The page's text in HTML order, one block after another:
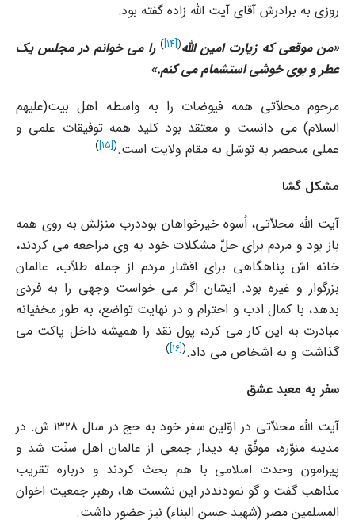
روزى به برادرش آقاى آیت الله زاده گفته بود:
«من موقعى که زیارت امین الله(
[14]
) را مى خوانم در مجلس یک
عطر و بوى خوشى استشمام مى کنم.»
مرحوم محلاّتى همه فیوضات را به واسطه اهل بیت(علیهم
السلام) مى دانست و معتقد بود کلید همه توفیقات علمى و
عملى منحصر به توسّل به مقام ولایت است.(
[15]
)
مشکل گشا
آیت الله محلاّتى، اُسوه خیرخواهان بوددرب منزلش به روى همه
باز بود و مردم براى حلّ مشکلات خود به وى مراجعه مى کردند،
خانه اش پناهگاهى براى اقشار مردم از جمله طلاّب، عالمان
بزرگوار و غیره بود. ایشان اگر مى خواست وجهى را به فردى
بدهد، با کمال ادب و احترام و در نهایت تواضع، به طور مخفیانه
مبادرت به این کار مى کرد، پول نقد را همیشه داخل پاکت مى
گذاشت و به اشخاص مى داد.(
[16]
)
سفر به معبد عشق
آیت الله محلاّتى در اوّلین سفر خود به حج در سال 1328 ش. در
مدینه منوّره، موفّق به دیدار جمعى از عالمان اهل سنّت شد و
پیرامون وحدت اسلامى با هم بحث کردند و درباره تقریب
مذاهب گفت و گو نمودنددر این نشست ها، رهبر جمعیت اخوان
المسلمین مصر (شهید حسن البناء) نیز حضور داشت.